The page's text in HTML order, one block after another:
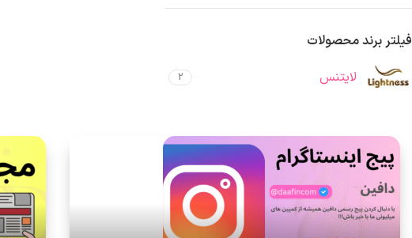
فیلتر برند محصولات
لایتنس
2